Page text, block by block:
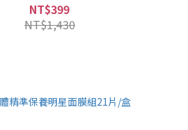
NT$399
NT$1,430